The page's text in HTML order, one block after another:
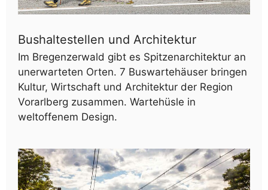
Bushaltestellen und Architektur
Im Bregenzerwald gibt es Spitzenarchitektur an
unerwarteten Orten. 7 Buswartehäuser bringen
Kultur, Wirtschaft und Architektur der Region
Vorarlberg zusammen. Wartehüsle in
weltoffenem Design.